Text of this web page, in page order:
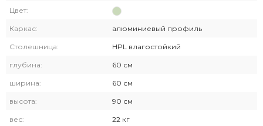
Цвет:
Каркас: алюминиевый профиль
Столешница: HPL влагостойкий
глубина: 60 см
ширина: 60 см
высота: 90 см
вес: 22 кг